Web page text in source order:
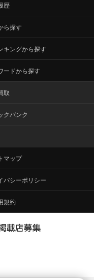
歴
ら探す
キングから探す
ードから探す
取
クバンク
マップ
バシーポリシー
規約